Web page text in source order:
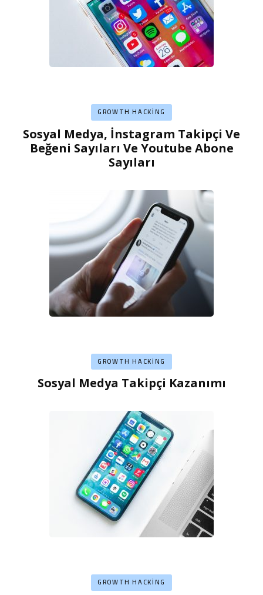
GROWTH HACKING
Sosyal Medya, İnstagram Takipçi Ve
Beğeni Sayıları Ve Youtube Abone
Sayıları
GROWTH HACKING
Sosyal Medya Takipçi Kazanımı
GROWTH HACKING